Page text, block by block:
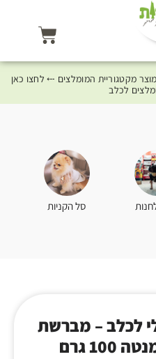
מקטגוריית המומלצים ⤎ לחצו כאן
לכלב
סל הקניות
לכלב – מברשת
גרם